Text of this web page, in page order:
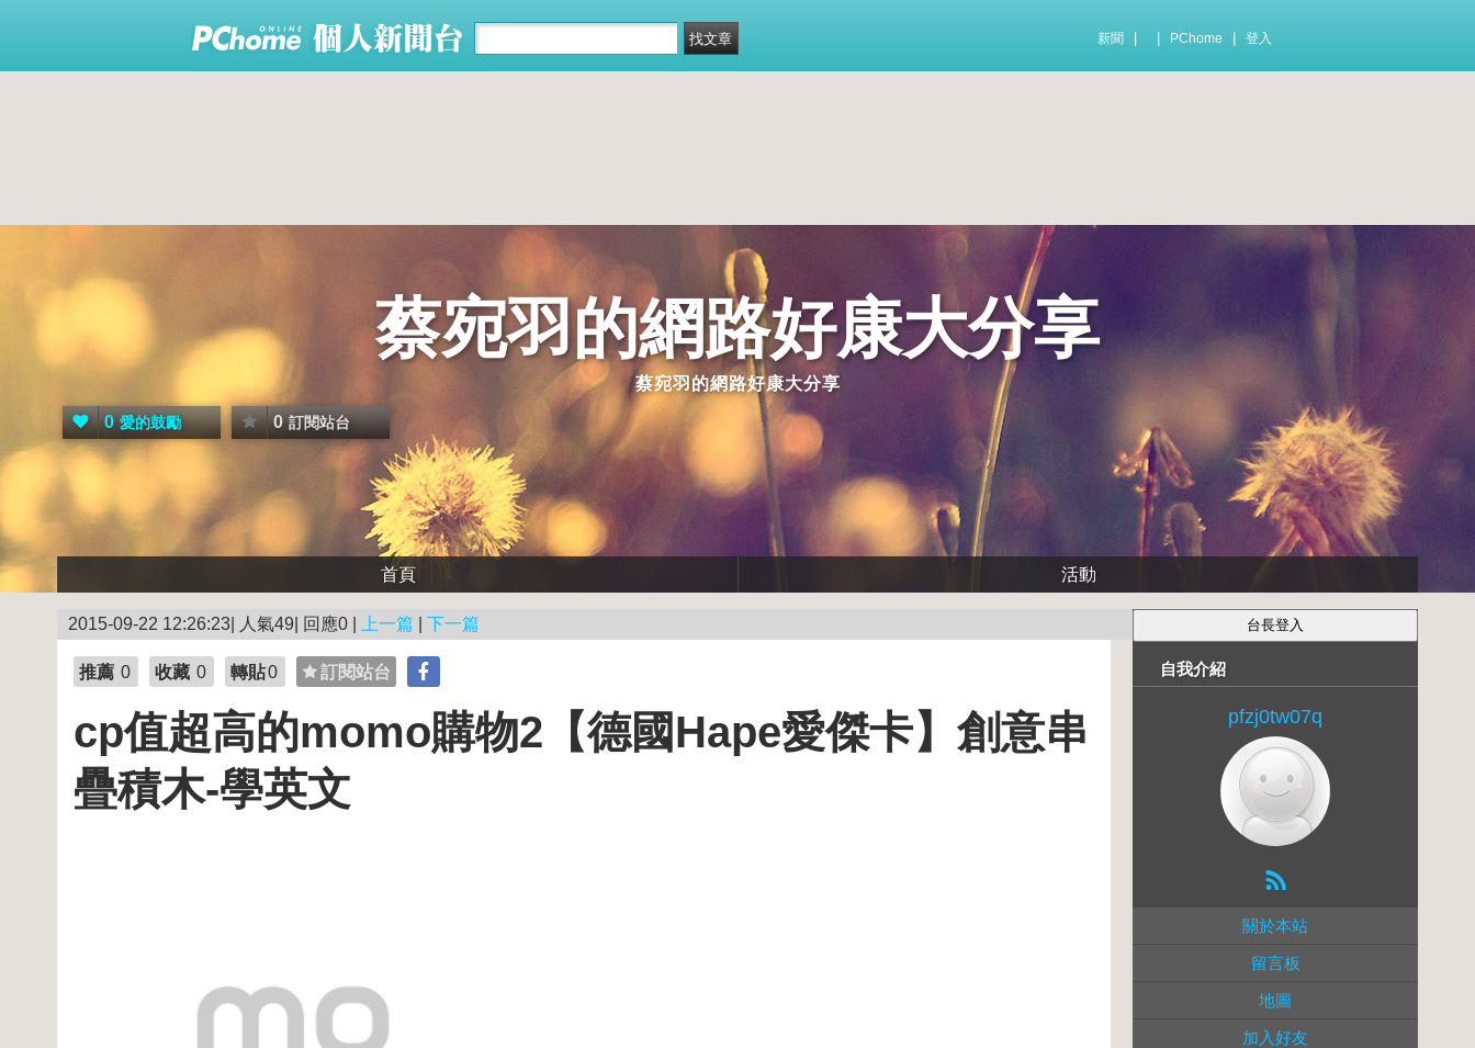
新聞 PChome 登入
蔡宛羽的網路好康大分享
蔡宛羽的網路好康大分享
0 愛的鼓勵 0 訂閱站台
首頁 活動
2015-09-22 12:26:23| 人氣49| 回應0 | 上一篇 下一篇
推薦 0 收藏 0 轉貼0 訂閱站台
cp值超高的momo購物2【德國Hape愛傑卡】創意串
疊積木-學英文
自我介紹
pfzj0tw07q
關於本站
留言板
地圖
加入好友